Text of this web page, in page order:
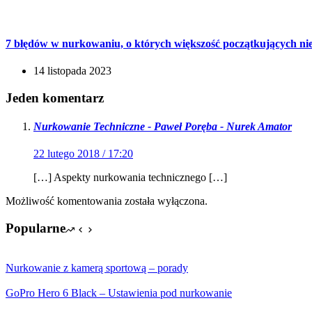
7 błędów w nurkowaniu, o których większość początkujących
14 listopada 2023
Jeden komentarz
Nurkowanie Techniczne - Paweł Poręba - Nurek Amator
22 lutego 2018 / 17:20
[…] Aspekty nurkowania technicznego […]
Możliwość komentowania została wyłączona.
Popularne
Nurkowanie z kamerą sportową – porady
GoPro Hero 6 Black – Ustawienia pod nurkowanie